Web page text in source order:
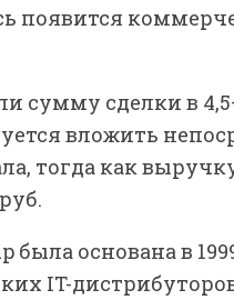
появится
сумму сделки в
вложить
тогда как
была основана в
IT-